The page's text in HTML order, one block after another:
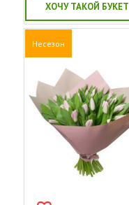
ХОЧУ ТАКОЙ БУКЕТ
Несезон